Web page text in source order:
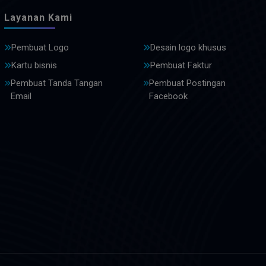
Layanan Kami
Pembuat Logo
Desain logo khusus
Kartu bisnis
Pembuat Faktur
Pembuat Tanda Tangan
Email
Pembuat Postingan
Facebook